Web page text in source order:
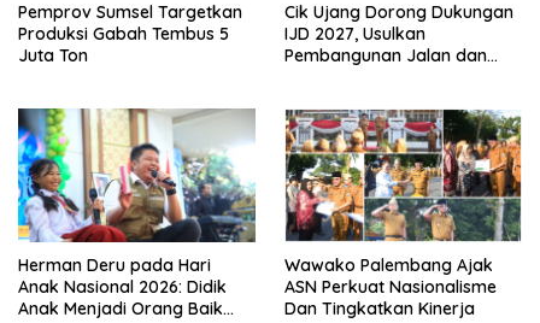
Pemprov Sumsel Targetkan
Produksi Gabah Tembus 5
Juta Ton
Cik Ujang Dorong Dukungan
IJD 2027, Usulkan
Pembangunan Jalan dan
Herman Deru pada Hari
Anak Nasional 2026: Didik
Anak Menjadi Orang Baik
Wawako Palembang Ajak
ASN Perkuat Nasionalisme
Dan Tingkatkan Kinerja